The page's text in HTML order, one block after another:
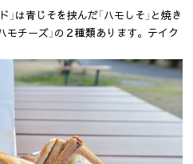
は青じそを挟んだ「ハモしそ」と焼き
モチーズ」の２種類あります。テイク